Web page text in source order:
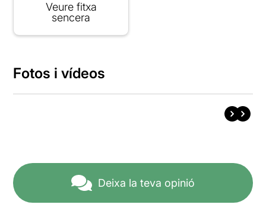
Veure fitxa
sencera
Fotos i vídeos
Deixa la teva opinió